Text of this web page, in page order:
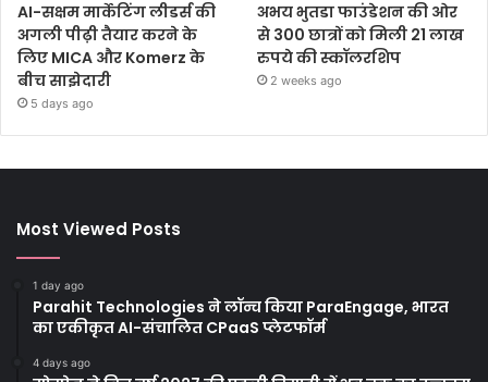
AI-सक्षम मार्केटिंग लीडर्स की
अगली पीढ़ी तैयार करने के
लिए MICA और Komerz के
बीच साझेदारी
5 days ago
अभय भुतडा फाउंडेशन की ओर
से 300 छात्रों को मिली 21 लाख
रुपये की स्कॉलरशिप
2 weeks ago
Most Viewed Posts
1 day ago
Parahit Technologies ने लॉन्च किया ParaEngage, भारत
का एकीकृत AI-संचालित CPaaS प्लेटफॉर्म
4 days ago